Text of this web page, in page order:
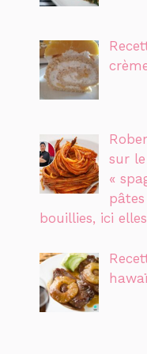
sur
«
bouillies, ici